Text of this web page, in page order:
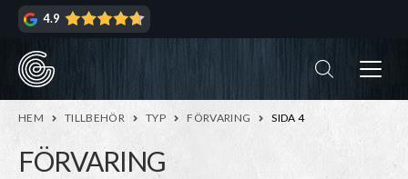
Hoppa
navigering
Hoppa
innehåll
4.9
HEM TILLBEHÖR TYP FÖRVARING SIDA 4
FÖRVARING